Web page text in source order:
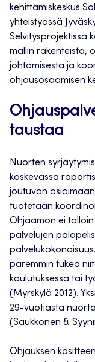
kehittämiskeskus
yhteistyössä
Selvitysprojektissa
mallin rakenteista,
johtamisesta ja
ohjausosaamisen
taustaa
Nuorten
koskevassa
joutuvan
tuotetaan
Ohjaamon ei
palvelujen
paremmin tukea
koulutuksessa tai
(Myrskylä 2012).
29-vuotiasta
(Saukkonen &
Ohjauksen